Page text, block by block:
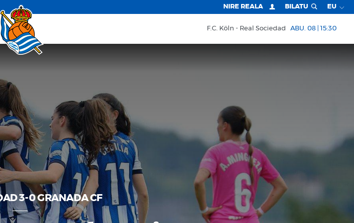
NIRE REALA BILATU EU
F.C. Köln Real Sociedad ABU. 08 | 15:30
3-0 GRANADA CF